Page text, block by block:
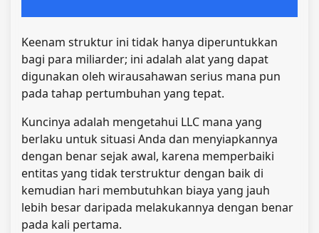
Keenam struktur ini tidak hanya diperuntukkan
bagi para miliarder; ini adalah alat yang dapat
digunakan oleh wirausahawan serius mana pun
pada tahap pertumbuhan yang tepat.
Kuncinya adalah mengetahui LLC mana yang
berlaku untuk situasi Anda dan menyiapkannya
dengan benar sejak awal, karena memperbaiki
entitas yang tidak terstruktur dengan baik di
kemudian hari membutuhkan biaya yang jauh
lebih besar daripada melakukannya dengan benar
pada kali pertama.